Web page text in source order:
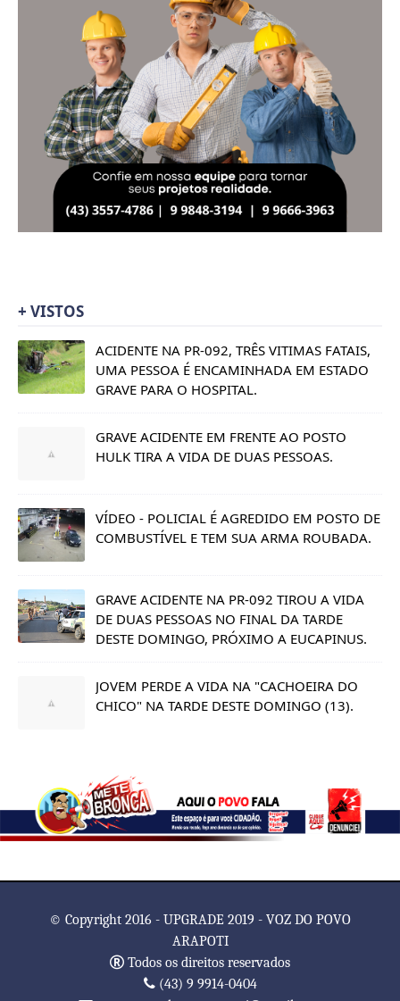
+ VISTOS
ACIDENTE NA PR-092, TRÊS VITIMAS FATAIS,
UMA PESSOA É ENCAMINHADA EM ESTADO
GRAVE PARA O HOSPITAL.
GRAVE ACIDENTE EM FRENTE AO POSTO
HULK TIRA A VIDA DE DUAS PESSOAS.
VÍDEO - POLICIAL É AGREDIDO EM POSTO DE
COMBUSTÍVEL E TEM SUA ARMA ROUBADA.
GRAVE ACIDENTE NA PR-092 TIROU A VIDA
DE DUAS PESSOAS NO FINAL DA TARDE
DESTE DOMINGO, PRÓXIMO A EUCAPINUS.
JOVEM PERDE A VIDA NA "CACHOEIRA DO
CHICO" NA TARDE DESTE DOMINGO (13).
© Copyright 2016 - UPGRADE 2019 - VOZ DO POVO
ARAPOTI
Todos os direitos reservados
(43) 9 9914-0404